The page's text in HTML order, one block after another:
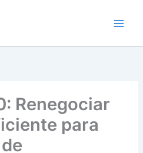
Renegociar
para